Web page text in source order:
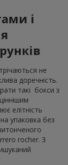
і
не
доречність.
такі бокси з
елітність
упаковка без
rocher. З